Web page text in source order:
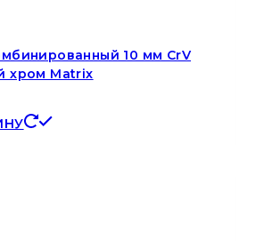
10 мм CrV
хром Matrix